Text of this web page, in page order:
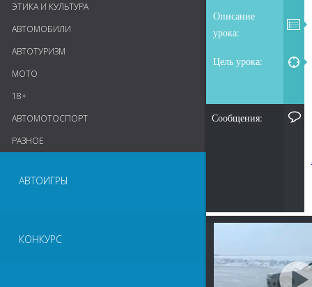
ЭТИКА И КУЛЬТУРА
АВТОМОБИЛИ
АВТОТУРИЗМ
МОТО
18+
АВТОМОТОСПОРТ
РАЗНОЕ
АВТОИГРЫ
КОНКУРС
Описание
урока:
Цель урока:
Сообщения: